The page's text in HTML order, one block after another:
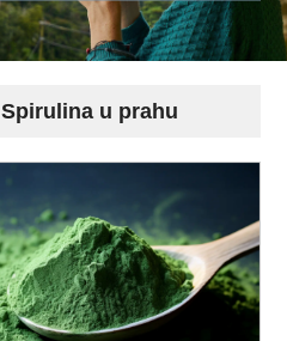
Spirulina u prahu